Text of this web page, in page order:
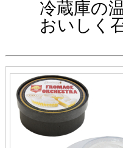
冷蔵庫の温
おいしく召